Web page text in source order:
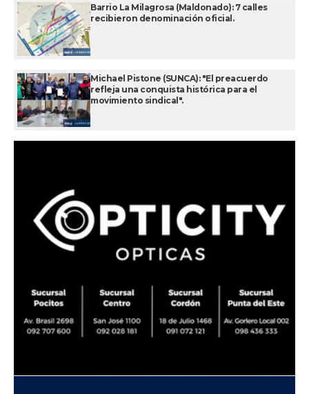
Barrio La Milagrosa (Maldonado): 7 calles
recibieron denominación oficial.
Michael Pistone (SUNCA): "El preacuerdo
refleja una conquista histórica para el
movimiento sindical".